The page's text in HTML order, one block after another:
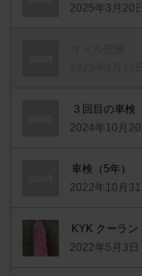
2025年3月20日
３回目の車検
2024年10月20
車検（5年）
2022年10月31
KYK クーラ
2022年5月3日